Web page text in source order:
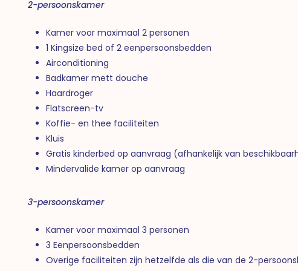
2-persoonskamer
Kamer voor maximaal 2 personen
1 Kingsize bed of 2 eenpersoonsbedden
Airconditioning
Badkamer mett douche
Haardroger
Flatscreen-tv
Koffie- en thee faciliteiten
Kluis
Gratis kinderbed op aanvraag (afhankelijk van
Mindervalide kamer op aanvraag
3-persoonskamer
Kamer voor maximaal 3 personen
3 Eenpersoonsbedden
Overige faciliteiten zijn hetzelfde als die van de 2-